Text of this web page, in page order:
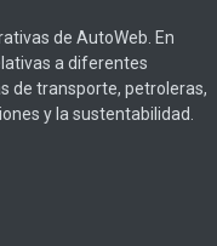
de AutoWeb. En
a diferentes
de transporte, petroleras,
y la sustentabilidad.